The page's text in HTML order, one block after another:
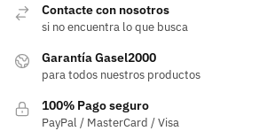
Contacte con nosotros
si no encuentra lo que busca
Garantía Gasel2000
para todos nuestros productos
100% Pago seguro
PayPal / MasterCard / Visa